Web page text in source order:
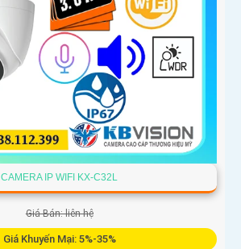
CAMERA IP WIFI KX-C32L
Giá Bán: liên hệ
Giá Khuyến Mại: 5%-35%